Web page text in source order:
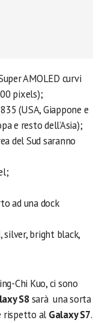
AMOLED curvi
pixels);
(USA, Giappone e
e resto dell’Asia);
del Sud saranno
ad una dock
silver, bright black,
Chi Kuo, ci sono
S8sarà una sorta
rispetto al Galaxy S7.